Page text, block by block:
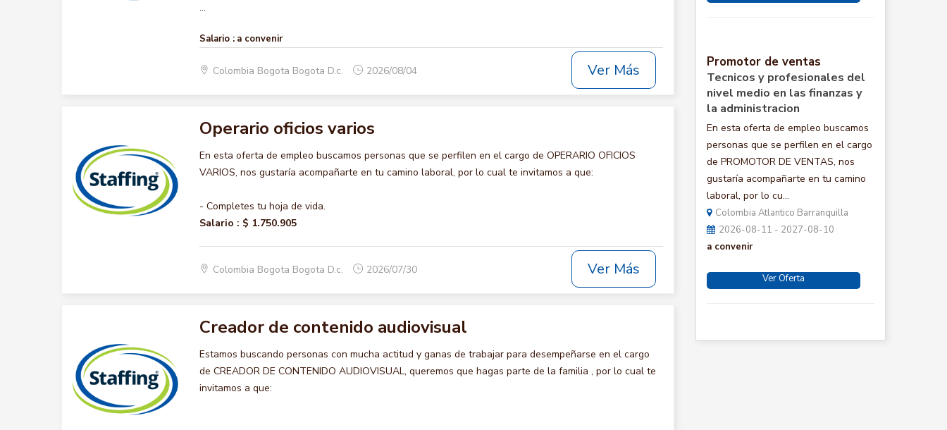
...
Salario : a convenir
Colombia Bogota Bogota D.c. 2026/08/04 Ver Más
Operario oficios varios
En esta oferta de empleo buscamos personas que se perfilen en el cargo de OPERARIO OFICIOS
VARIOS, nos gustaría acompañarte en tu camino laboral, por lo cual te invitamos a que:
- Completes tu hoja de vida.
Salario : $ 1.750.905
Colombia Bogota Bogota D.c. 2026/07/30 Ver Más
Creador de contenido audiovisual
Estamos buscando personas con mucha actitud y ganas de trabajar para desempeñarse en el cargo
de CREADOR DE CONTENIDO AUDIOVISUAL, queremos que hagas parte de la familia , por lo cual te
invitamos a que:
Promotor de ventas
Tecnicos y profesionales del
nivel medio en las finanzas y
la administracion
En esta oferta de empleo buscamos
personas que se perfilen en el cargo
de PROMOTOR DE VENTAS, nos
gustaría acompañarte en tu camino
laboral, por lo cu...
Colombia Atlantico Barranquilla
2026-08-11 - 2027-08-10
a convenir
Ver Oferta